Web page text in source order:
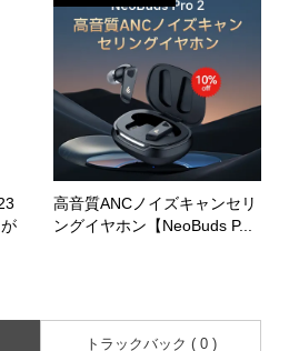
高音質ANCノイズキャンセリ
ングイヤホン【NeoBuds P...
トラックバック ( 0 )